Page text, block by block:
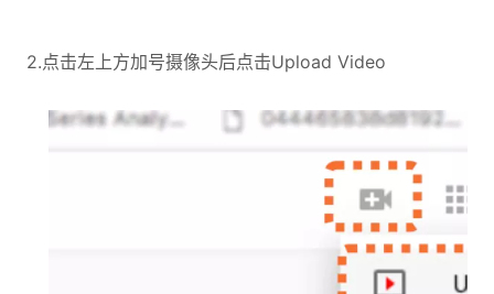
2.点击左上方加号摄像头后点击Upload Video